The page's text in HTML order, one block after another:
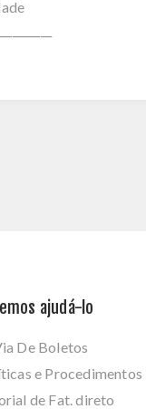
ajudá-lo
De Boletos
e Procedimentos
de Fat. direto